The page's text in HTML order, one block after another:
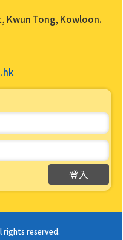
Kwun Tong, Kowloon.
rights reserved.